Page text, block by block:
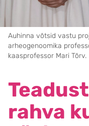
Auhinna võtsid vastu
arheogenoomika
kaasprofessor Mari Tõrv.
rahva